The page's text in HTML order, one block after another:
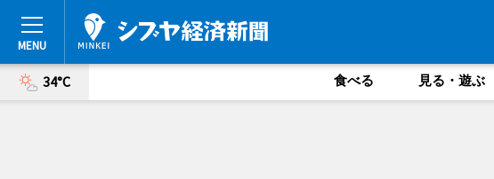
34°C 食べる 見る・遊ぶ